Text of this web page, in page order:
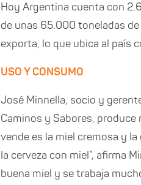
Hoy Argentina cuenta con
de unas 65.000 toneladas
exporta, lo que ubica al país
USO Y CONSUMO
José Minnella, socio y
Caminos y Sabores, produce
vende es la miel cremosa y
la cerveza con miel”, afirma
buena miel y se trabaja